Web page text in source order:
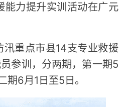
能力提升实训活动在广元
汛重点市县14支专业救援
参训，分两期，第一期5
6月1日至5日。